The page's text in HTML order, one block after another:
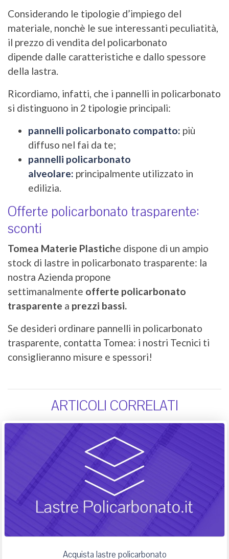
Considerando le tipologie d’impiego del
materiale, nonchè le sue interessanti peculiatità,
il prezzo di vendita del policarbonato
dipende dalle caratteristiche e dallo spessore
della lastra.
Ricordiamo, infatti, che i pannelli in policarbonato
si distinguono in 2 tipologie principali:
pannelli policarbonato compatto: più
diffuso nel fai da te;
pannelli policarbonato
alveolare: principalmente utilizzato in
edilizia.
Offerte policarbonato trasparente:
sconti
Tomea Materie Plastiche dispone di un ampio
stock di lastre in policarbonato trasparente: la
nostra Azienda propone
settimanalmente offerte policarbonato
trasparente a prezzi bassi.
Se desideri ordinare pannelli in policarbonato
trasparente, contatta Tomea: i nostri Tecnici ti
consiglieranno misure e spessori!
ARTICOLI CORRELATI
Acquista lastre policarbonato